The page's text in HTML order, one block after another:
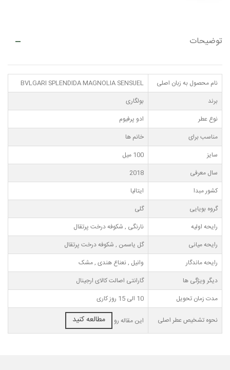
توضیحات
نام محصول به زبان اصلی
BVLGARI SPLENDIDA MAGNOLIA SENSUEL
برند
بولگاری
نوع عطر
ادو پرفیوم
مناسب برای
خانم ها
سایز
100 میل
سال معرفی
2018
کشور مبدا
ایتالیا
گروه بویایی
گلی
رایحه اولیه
نارنگی , شکوفه درخت پرتقال
رایحه میانی
گل یاسمن , شکوفه درخت پرتقال
رایحه ماندگار
وانیل , نعناع هندی , مشک
دیگر ویژگی ها
گارانتی اصالت کالای ارجینال
مدت زمان تحویل
10 الی 15 روز کاری
نحوه تشخیص عطر اصلی این مقاله رو مطالعه کنید